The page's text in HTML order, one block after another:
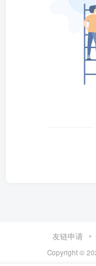
友链申请
Copyright ©